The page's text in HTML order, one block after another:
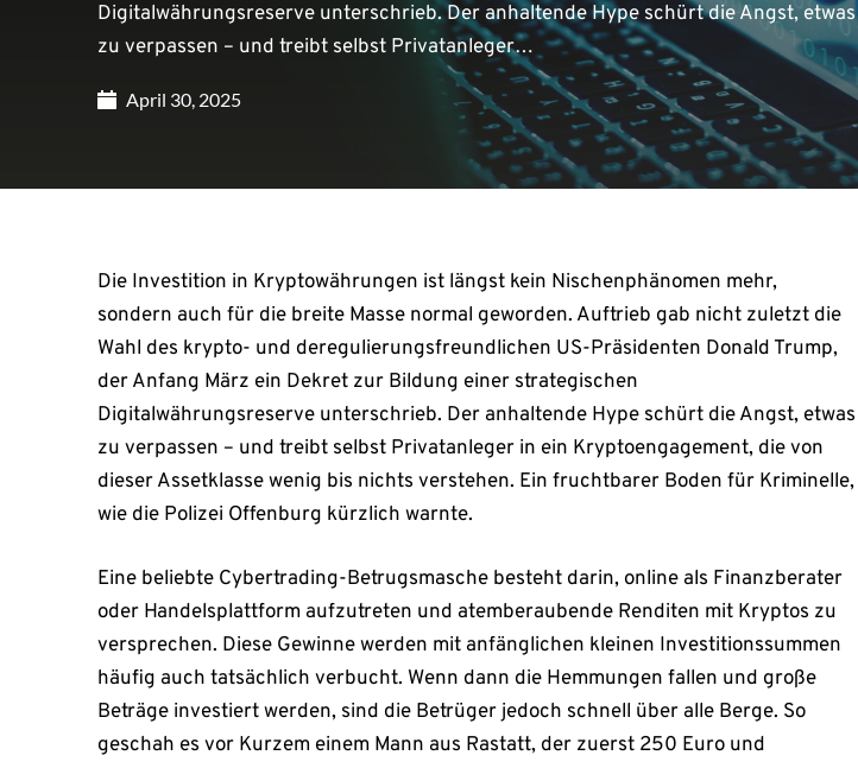
Digitalwährungsreserve unterschrieb. Der anhaltende Hype schürt die Angst, etwas
zu verpassen – und treibt selbst Privatanleger…
April 30, 2025
Die Investition in Kryptowährungen ist längst kein Nischenphänomen mehr,
sondern auch für die breite Masse normal geworden. Auftrieb gab nicht zuletzt die
Wahl des krypto- und deregulierungsfreundlichen US-Präsidenten Donald Trump,
der Anfang März ein Dekret zur Bildung einer strategischen
Digitalwährungsreserve unterschrieb. Der anhaltende Hype schürt die Angst, etwas
zu verpassen – und treibt selbst Privatanleger in ein Kryptoengagement, die von
dieser Assetklasse wenig bis nichts verstehen. Ein fruchtbarer Boden für Kriminelle,
wie die Polizei Offenburg kürzlich warnte.
Eine beliebte Cybertrading-Betrugsmasche besteht darin, online als Finanzberater
oder Handelsplattform aufzutreten und atemberaubende Renditen mit Kryptos zu
versprechen. Diese Gewinne werden mit anfänglichen kleinen Investitionssummen
häufig auch tatsächlich verbucht. Wenn dann die Hemmungen fallen und große
Beträge investiert werden, sind die Betrüger jedoch schnell über alle Berge. So
geschah es vor Kurzem einem Mann aus Rastatt, der zuerst 250 Euro und